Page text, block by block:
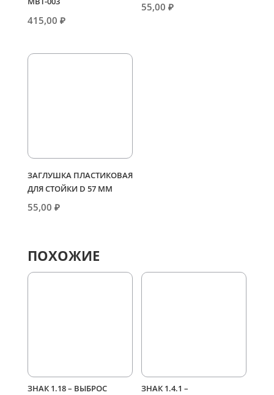
415,00 ₽
55,00₽
ЗАГЛУШКА ПЛАСТИКОВАЯ
ДЛЯ СТОЙКИ D 57 ММ
55,00 ₽
ПОХОЖИЕ
ЗНАК 1.18 – ВЫБРОС
ЗНАК 1.4.1 –